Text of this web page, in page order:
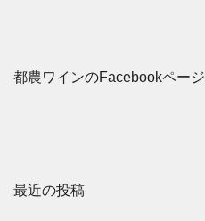
都農ワインのFacebookページ
最近の投稿